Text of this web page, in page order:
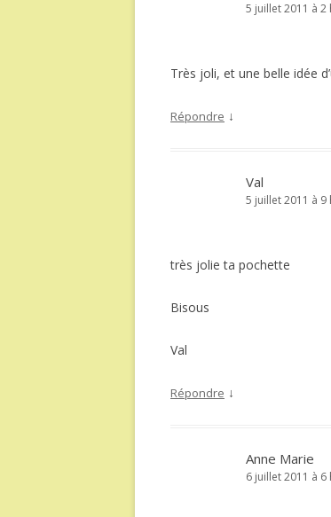
5 juillet 2011 à 2
Très joli, et une belle idée
Répondre ↓
Val
5 juillet 2011 à 9
très jolie ta pochette
Bisous
Val
Répondre ↓
Anne Marie
6 juillet 2011 à 6